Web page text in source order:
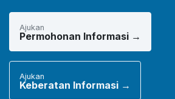
Ajukan
Permohonan Informasi →
Ajukan
Keberatan Informasi →